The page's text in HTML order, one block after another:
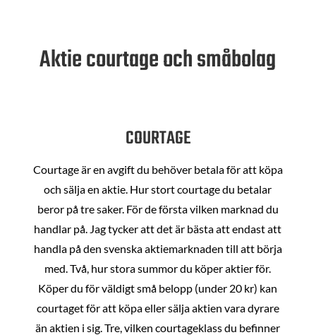
Aktie courtage och småbolag
COURTAGE
Courtage är en avgift du behöver betala för att köpa
och sälja en aktie. Hur stort courtage du betalar
beror på tre saker. För de första vilken marknad du
handlar på. Jag tycker att det är bästa att endast att
handla på den svenska aktiemarknaden till att börja
med. Två, hur stora summor du köper aktier för.
Köper du för väldigt små belopp (under 20 kr) kan
courtaget för att köpa eller sälja aktien vara dyrare
än aktien i sig. Tre, vilken courtageklass du befinner